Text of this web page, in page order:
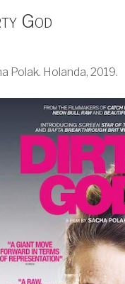
God
Polak. Holanda, 2019.